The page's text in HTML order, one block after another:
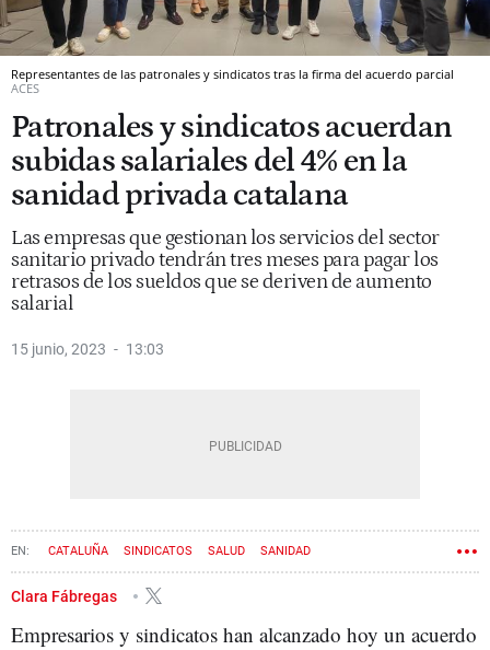
Representantes de las patronales y sindicatos tras la firma del acuerdo parcial
ACES
Patronales y sindicatos acuerdan
subidas salariales del 4% en la
sanidad privada catalana
Las empresas que gestionan los servicios del sector
sanitario privado tendrán tres meses para pagar los
retrasos de los sueldos que se deriven de aumento
salarial
15 junio, 2023 13:03
CATALUÑA SINDICATOS SALUD SANIDAD
Clara Fábregas
Empresarios y sindicatos han alcanzado hoy un acuerdo